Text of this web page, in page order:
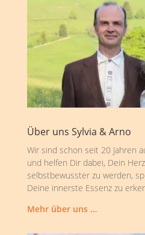
Über uns Sylvia & Arno
Wir sind schon seit 20 Jahren
und helfen Dir dabei, Dein
selbstbewusster zu werden,
Deine innerste Essenz zu
Mehr über uns …